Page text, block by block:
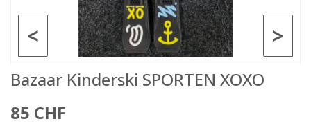
>
<
Bazaar Kinderski SPORTEN XOXO
85 CHF